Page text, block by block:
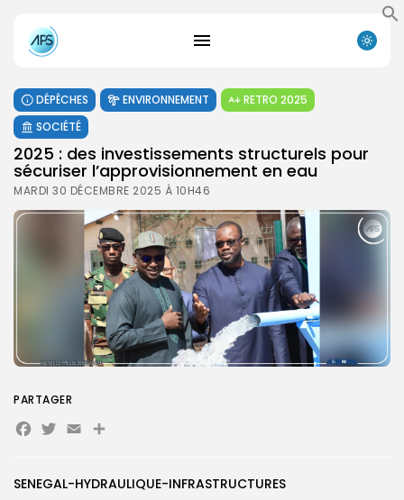
DÉPÊCHES ENVIRONNEMENT
RETRO 2025
SOCIÉTÉ
2025 : des investissements structurels pour
sécuriser l’approvisionnement en eau
MARDI 30 DÉCEMBRE 2025 À 10H46
SENEGAL-HYDRAULIQUE-INFRASTRUCTURES
PARTAGER
Facebook
Twitter
EmailPartager